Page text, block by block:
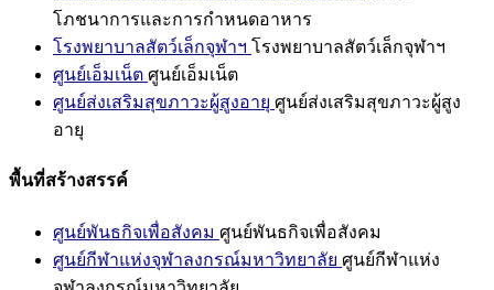
โภชนาการและการกำหนดอาหาร
โรงพยาบาลสัตว์เล็กจุฬาฯ โรงพยาบาลสัตว์เล็กจุฬาฯ
ศูนย์เอ็มเน็ต ศูนย์เอ็มเน็ต
ศูนย์ส่งเสริมสุขภาวะผู้สูงอายุ ศูนย์ส่งเสริมสุขภาวะผู้สูง
อายุ
พื้นที่สร้างสรรค์
ศูนย์พันธกิจเพื่อสังคม ศูนย์พันธกิจเพื่อสังคม
ศูนย์กีฬาแห่งจุฬาลงกรณ์มหาวิทยาลัย ศูนย์กีฬาแห่ง